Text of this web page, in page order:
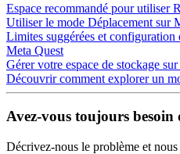
Espace recommandé pour utiliser
Utiliser le mode Déplacement sur
Limites suggérées et configuration
Meta Quest
Gérer votre espace de stockage
Découvrir comment explorer un
Avez-vous toujours besoin
Décrivez-nous le problème et